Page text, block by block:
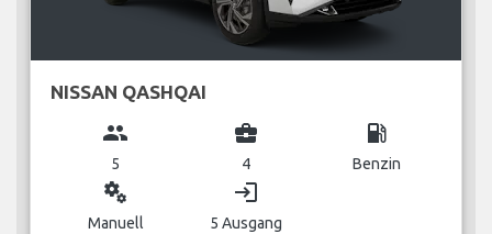
NISSAN QASHQAI
group
5
business_center
4
local_gas_station
Benzin
miscellaneous_services
Manuell
login
5 Ausgang